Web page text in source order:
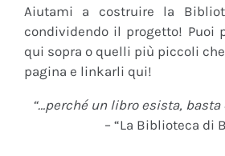
Aiutami a costruire la
condividendo il progetto! Puoi
qui sopra o quelli più piccoli
pagina e linkarli qui!
“…perché un libro esista,
– “La Biblioteca di